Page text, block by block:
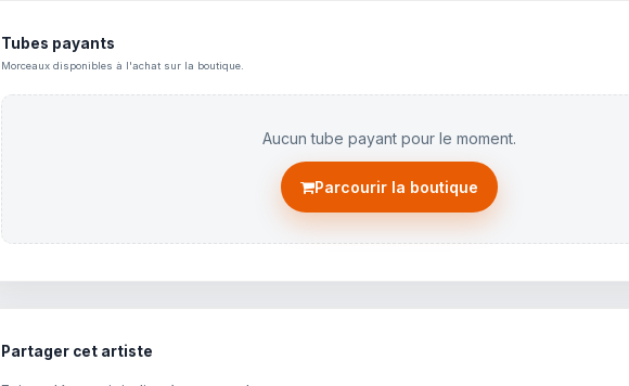
Tubes payants
Morceaux disponibles à l'achat sur la boutique.
Aucun tube payant pour le moment.
Parcourir la boutique
Partager cet artiste